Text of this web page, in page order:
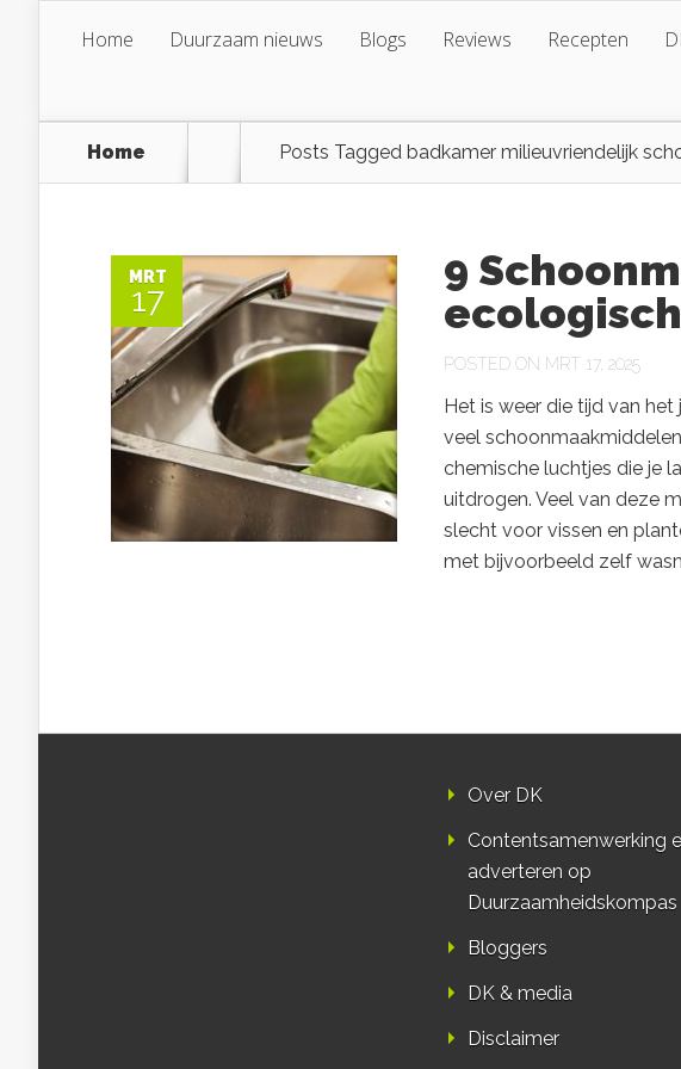
Home Duurzaam nieuws Blogs Reviews Recepten
Home Posts Tagged badkamer milieuvriendelijk
MRT
17
9
POSTED ON MRT 17, 2025
Het is weer die tijd van
veel
chemische luchtjes die je
uitdrogen. Veel van deze
slecht voor vissen en
met bijvoorbeeld zelf
Over DK
Contentsamenwerking
adverteren op
Duurzaamheidskompas
Bloggers
DK & media
Disclaimer